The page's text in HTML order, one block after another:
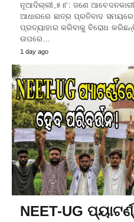
ନୂଆଦିଲ୍ଲୀ,୫।୮: ଜଣେ
ଆଧାରରେ ଛାତ୍ର ପ୍ରତିବାଦ ସମୟରେ
ପ୍ରତ୍ୟାହାର କରିବାକୁ ବିରୋଧ
ଉପରେ…
1 day ago
NEET-UG